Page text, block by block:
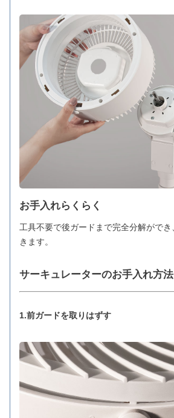
お手入れらくらく
工具不要で後ガードまで完全分解がで
きます。
サーキュレーターのお手入れ方法
1.前ガードを取りはずす